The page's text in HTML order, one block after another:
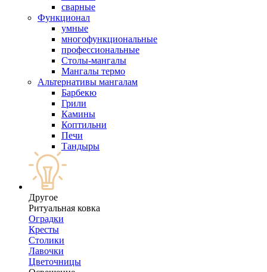
сварные
Функционал
умные
многофункциональные
профессиональные
Столы-мангалы
Мангалы термо
Альтернативы мангалам
Барбекю
Грили
Камины
Коптильни
Печи
Тандыры
Другое
Ритуальная ковка
Оградки
Кресты
Столики
Лавочки
Цветочницы